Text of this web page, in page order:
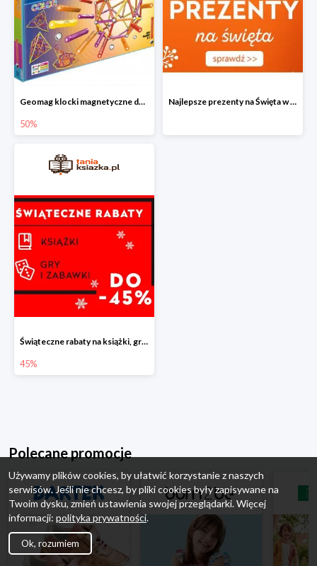
Geomag klocki magnetyczne do -50%
50%
Najlepsze prezenty na Święta w Tania Książka
Świąteczne rabaty na książki, gry i zabawki do -45%
45%
Polecane promocje
Używamy plików cookies, by ułatwić korzystanie z naszych
serwisów. Jeśli nie chcesz, by pliki cookies były zapisywane na
Twoim dysku, zmień ustawienia swojej przeglądarki. Więcej
informacji: polityka prywatności.
Ok, rozumiem